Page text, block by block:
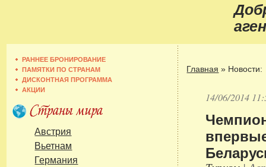
РАННЕЕ БРОНИРОВАНИЕ
ПАМЯТКИ ПО СТРАНАМ
ДИСКОНТНАЯ ПРОГРАММА
АКЦИИ
Австрия
Вьетнам
Германия
Главная » Новости:
14/06/2014